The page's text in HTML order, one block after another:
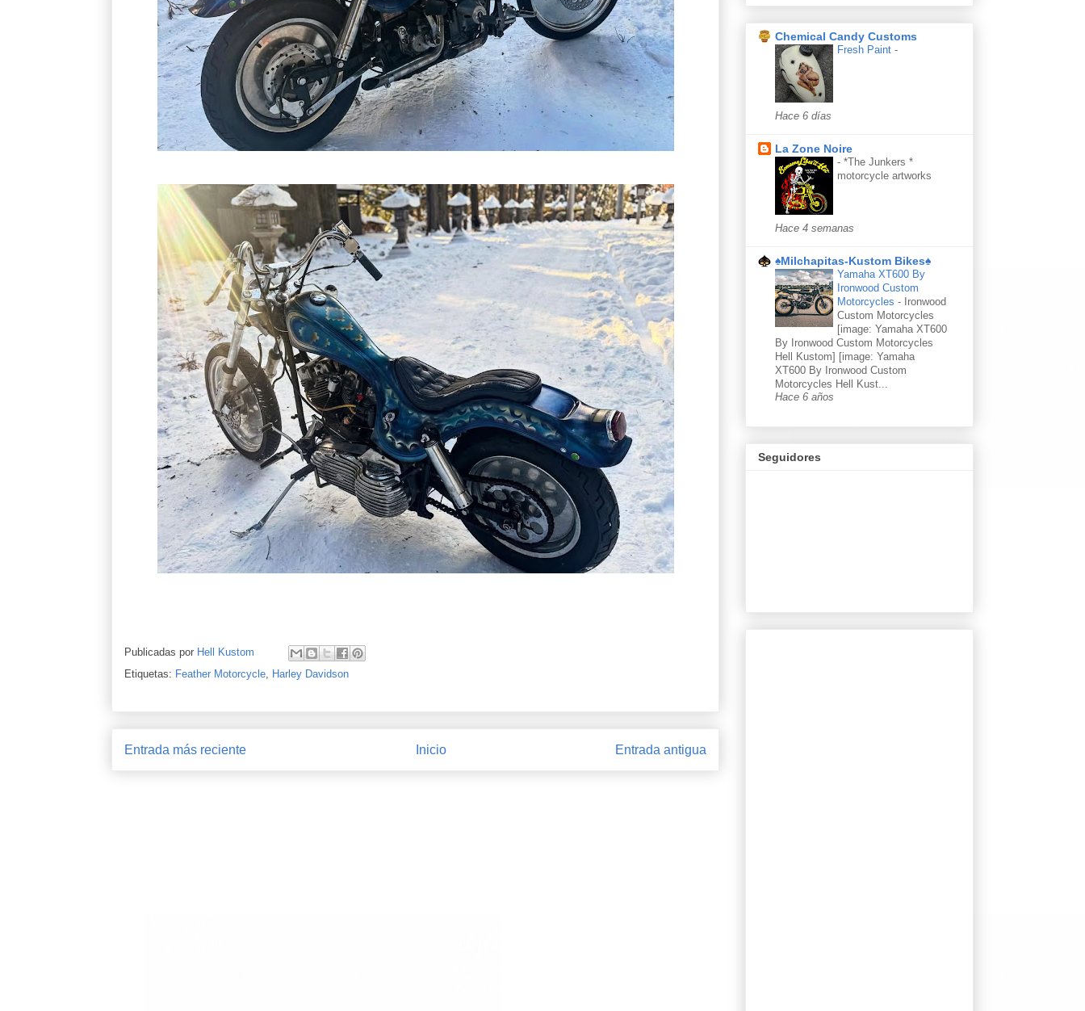
Publicadas por Hell Kustom
Etiquetas: Feather Motorcycle, Harley Davidson
Entrada más reciente Entrada antigua
Inicio
Chemical Candy Customs
Fresh Paint -
Hace 6 días
La Zone Noire
- *The Junkers *
motorcycle artworks
Hace 4 semanas
♠Milchapitas-Kustom Bikes♠
Yamaha XT600 By
Ironwood Custom
Motorcycles - Ironwood
Custom Motorcycles
[image: Yamaha XT600
By Ironwood Custom Motorcycles
Hell Kustom] [image: Yamaha
XT600 By Ironwood Custom
Motorcycles Hell Kust...
Hace 6 años
Seguidores